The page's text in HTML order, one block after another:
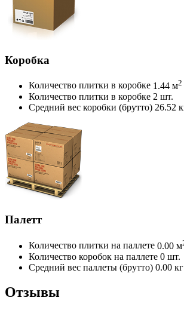
Коробка
Количество плитки в коробке 1.44 м2
Количество плитки в коробке 2 шт.
Средний вес коробки (брутто) 26.52
Палетт
Количество плитки на паллете 0.00 м
Количество коробок на паллете 0 шт.
Средний вес паллеты (брутто) 0.00 кг
Отзывы